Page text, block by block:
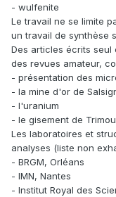
- wulfenite
Le travail ne se limite
un travail de synthèse
Des articles écrits
des revues amateur,
- présentation des
- la mine d'or de
- l'uranium
- le gisement de
Les laboratoires et
analyses (liste non
- BRGM, Orléans
- IMN, Nantes
- Institut Royal des